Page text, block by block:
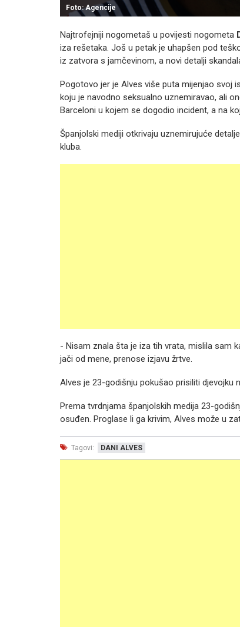
Foto: Agencije
Najtrofejniji nogometaš u povijesti nogometa
iza rešetaka. Još u petak je uhapšen pod
iz zatvora s jamčevinom, a novi detalji
Pogotovo jer je Alves više puta mijenjao svoj
koju je navodno seksualno uznemiravao, ali
Barceloni u kojem se dogodio incident, a na
Španjolski mediji otkrivaju uznemirujuće
kluba.
- Nisam znala šta je iza tih vrata, mislila sam
jači od mene, prenose izjavu žrtve.
Alves je 23-godišnju pokušao prisiliti djevojku
Prema tvrdnjama španjolskih medija 23-
osuđen. Proglase li ga krivim, Alves može u
Tagovi: DANI ALVES